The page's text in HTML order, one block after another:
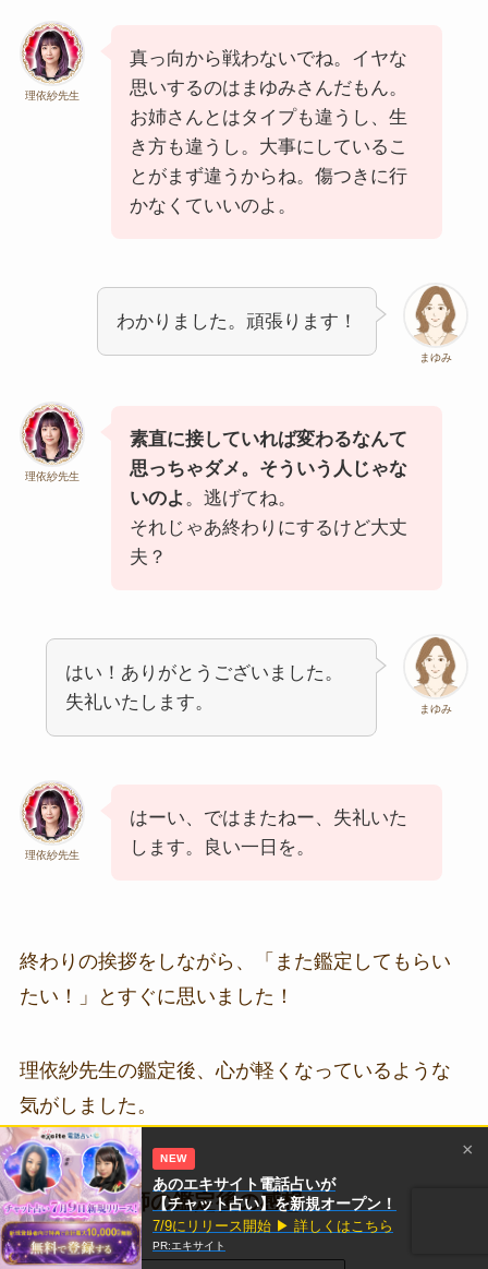
理依紗先生
真っ向から戦わないでね。イヤな
思いするのはまゆみさんだもん。
お姉さんとはタイプも違うし、生
き方も違うし。大事にしているこ
とがまず違うからね。傷つきに行
かなくていいのよ。
まゆみ
わかりました。頑張ります！
理依紗先生
素直に接していれば変わるなんて
思っちゃダメ。そういう人じゃな
いのよ。逃げてね。
それじゃあ終わりにするけど大丈
夫？
まゆみ
はい！ありがとうございました。
失礼いたします。
理依紗先生
はーい、ではまたねー、失礼いた
します。良い一日を。
終わりの挨拶をしながら、「また鑑定してもらい
たい！」とすぐに思いました！
理依紗先生の鑑定後、心が軽くなっているような
気がしました。
理依紗占い師の鑑定後の感想
NEW
あのエキサイト電話占いが
【チャット占い】を新規オープン！
7/9にリリース開始 ▶ 詳しくはこちら
PR:エキサイト
×